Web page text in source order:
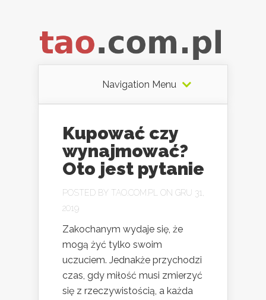
Navigation Menu
Kupować czy
wynajmować?
Oto jest pytanie
POSTED BY TAO.COM.PL
ON GRU 31,
2019
Zakochanym wydaje się, że
mogą żyć tylko swoim
uczuciem. Jednakże przychodzi
czas, gdy miłość musi zmierzyć
się z rzeczywistością, a każda